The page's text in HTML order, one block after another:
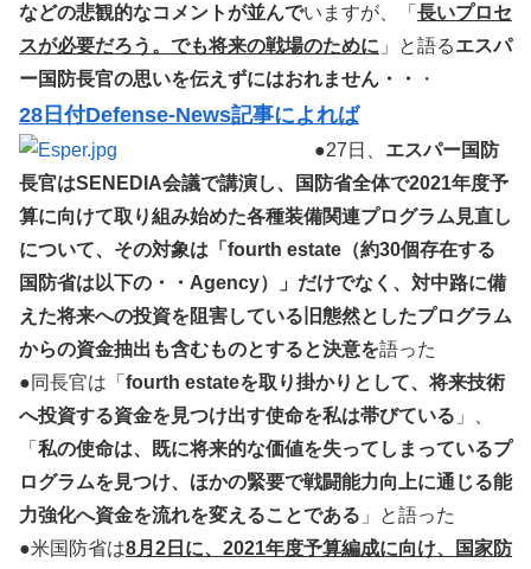
などの悲観的なコメントが並んでいますが、「 長いプロセ
スが必要だろう。でも将来の戦場のために 」と語るエスパ
ー国防長官の思いを伝えずにはおれません・・
・
28日付Defense-News記事によれば
●27日、 エスパー国防
長官はSENEDIA会議で講演し、国防省全体で2021年度予
算に向けて取り組み始めた各種装備関連プログラム見直し
について、その対象は「fourth estate（約30個存在する
国防省は以下の・・Agency）」だけでなく、対中路に備
えた将来への投資を阻害している旧態然としたプログラム
からの資金抽出も含むものとすると決意を語った
●同長官は「 fourth estateを取り掛かりとして、将来技術
へ投資する資金を見つけ出す使命を私は帯びている 」、
「 私の使命は、既に将来的な価値を失ってしまっているプ
ログラムを見つけ、ほかの緊要で戦闘能力向上に通じる能
力強化へ資金を流れを変えることである 」と語った
●米国防省は8月2日に、2021年度予算編成に向け、国家防